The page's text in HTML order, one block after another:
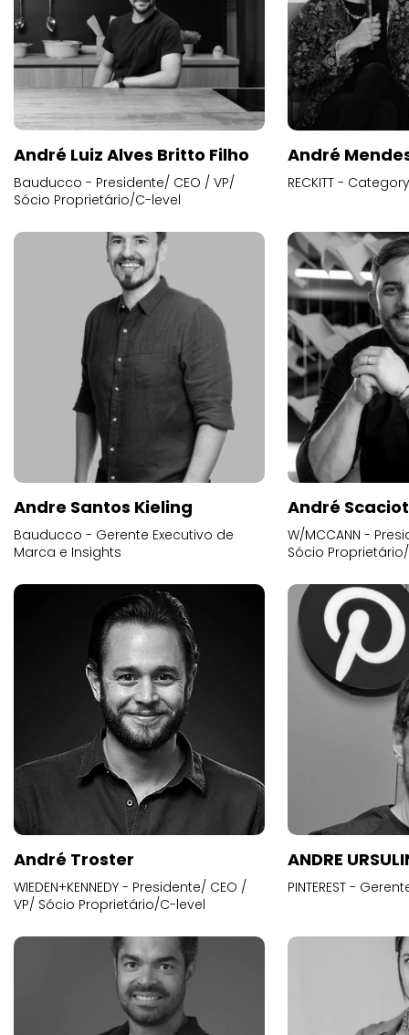
André Luiz Alves Britto Filho
Bauducco - Presidente/ CEO / VP/
Sócio Proprietário/C-level
André
RECKITT -
Andre Santos Kieling
Bauducco - Gerente Executivo de
Marca e Insights
André
W/MCCANN -
Sócio
André Troster
WIEDEN+KENNEDY - Presidente/ CEO /
VP/ Sócio Proprietário/C-level
ANDRE
PINTEREST -